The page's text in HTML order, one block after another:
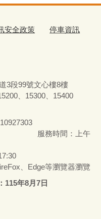
安全政策 停車資訊
3段99號文心樓8樓
、15300、15400
10927303
：上午
、Edge等瀏覽器瀏覽
115年8月7日